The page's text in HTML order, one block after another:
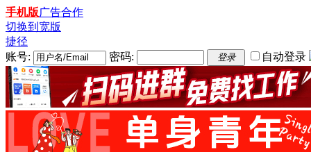
手机版广告合作
切换到宽版
捷径
账号:
密码: 登录 自动登录